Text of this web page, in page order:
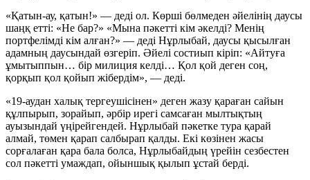
«Қатын-ау, қатын!» — деді ол. Көрші бөлмеден әйелінің даусы
шаңқ етті: «Не бар?» «Мына пәкетті кім әкелді? Менің
портфелімді кім алған?» — деді Нұрлыбай, даусы қысылған
адамның даусындай өзгеріп. Әйелі состиып кіріп: «Айтуға
ұмытыппын… бір милиция келді… Қол қой деген соң,
қорқып қол қойып жібердім», — деді.
«19-аудан халық тергеушісінен» деген жазу қараған сайын
құлпырып, зорайып, әрбір ирегі самсаған мылтықтың
ауызындай үңірейгендей. Нұрлыбай пәкетке тура қарай
алмай, төмен қарап салбырап қалды. Екі көзінен жасы
сорғалаған қара бала болса, Нұрлыбайдың үрейін сезбестен
сол пәкетті умаждап, ойыншық қылып ұстай берді.